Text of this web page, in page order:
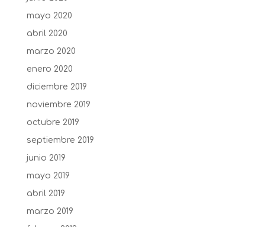
mayo 2020
abril 2020
marzo 2020
enero 2020
diciembre 2019
noviembre 2019
octubre 2019
septiembre 2019
junio 2019
mayo 2019
abril 2019
marzo 2019